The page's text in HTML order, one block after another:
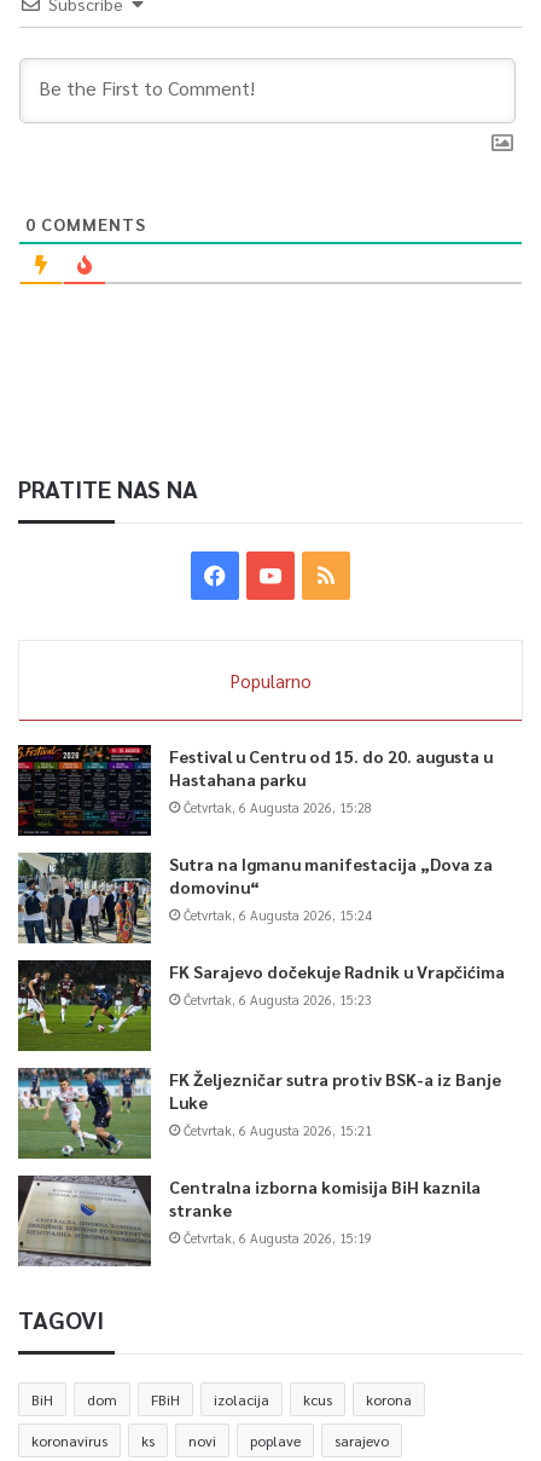
0 COMMENTS
PRATITE NAS NA
Popularno
Festival u Centru od 15. do 20. augusta u
Hastahana parku
Četvrtak, 6 Augusta 2026, 15:28
Sutra na Igmanu manifestacija „Dova za
domovinu“
Četvrtak, 6 Augusta 2026, 15:24
FK Sarajevo dočekuje Radnik u Vrapčićima
Četvrtak, 6 Augusta 2026, 15:23
FK Željezničar sutra protiv BSK-a iz Banje
Luke
Četvrtak, 6 Augusta 2026, 15:21
Centralna izborna komisija BiH kaznila
stranke
Četvrtak, 6 Augusta 2026, 15:19
TAGOVI
BiH dom FBiH izolacija kcus korona
koronavirus ks novi poplave sarajevo